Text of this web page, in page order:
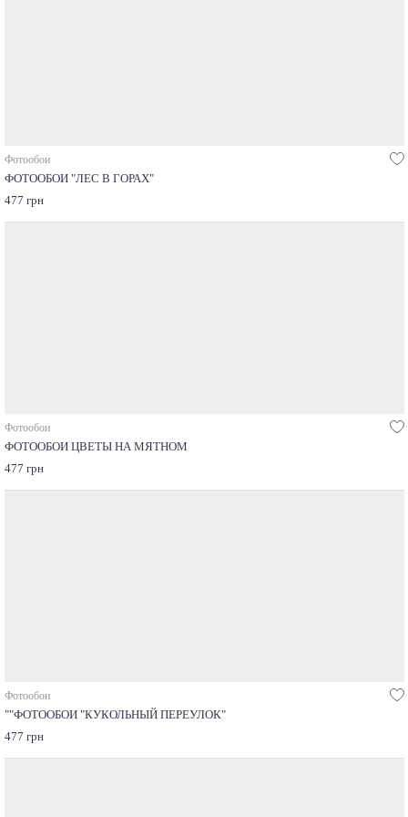
Фотообои
ФОТООБОИ "ЛЕС В ГОРАХ"
477 грн
Фотообои
ФОТООБОИ ЦВЕТЫ НА МЯТНОМ
477 грн
Фотообои
""ФОТООБОИ "КУКОЛЬНЫЙ ПЕРЕУЛОК"
477 грн